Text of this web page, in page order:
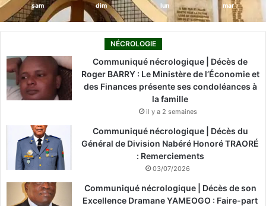
sam dim lun mar
NÉCROLOGIE
Communiqué nécrologique | Décès de
Roger BARRY : Le Ministère de l’Économie et
des Finances présente ses condoléances à
la famille
il y a 2 semaines
Communiqué nécrologique | Décès du
Général de Division Nabéré Honoré TRAORÉ
: Remerciements
03/07/2026
Communiqué nécrologique | Décès de son
Excellence Dramane YAMEOGO : Faire-part